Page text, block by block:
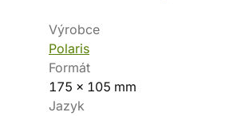
Výrobce
Polaris
Formát
175 x 105 mm
Jazyk